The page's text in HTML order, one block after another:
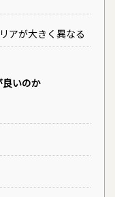
アが大きく異なる
いのか